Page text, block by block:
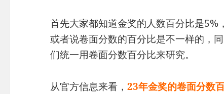
首先大家都知道金奖的人数百分比是
或者说卷面分数的百分比是不一样的，
们统一用卷面分数百分比来研究。
从官方信息来看，23年金奖的卷面分数